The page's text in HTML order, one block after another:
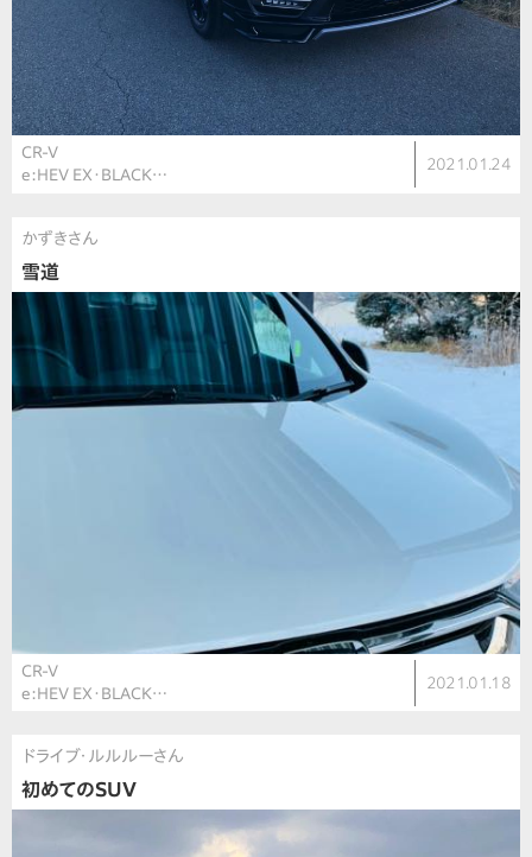
CR-V
e:HEV EX・BLACK…
2021.01.24
かずきさん
雪道
CR-V
e:HEV EX・BLACK…
2021.01.18
ドライブ・ルルルーさん
初めてのSUV